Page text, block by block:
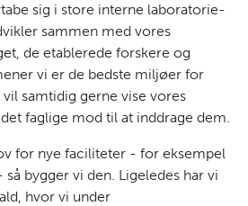
sig i store interne laboratorie-
sammen med vores
de etablerede forskere og
vi er de bedste miljøer for
samtidig gerne vise vores
faglige mod til at inddrage dem.
for nye faciliteter - for eksempel
bygger vi den. Ligeledes har vi
hvor vi under